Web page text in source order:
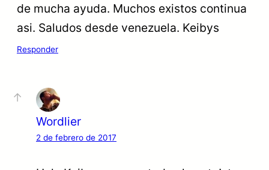
de mucha ayuda. Muchos existos continua
asi. Saludos desde venezuela. Keibys
Responder
Wordlier
2 de febrero de 2017